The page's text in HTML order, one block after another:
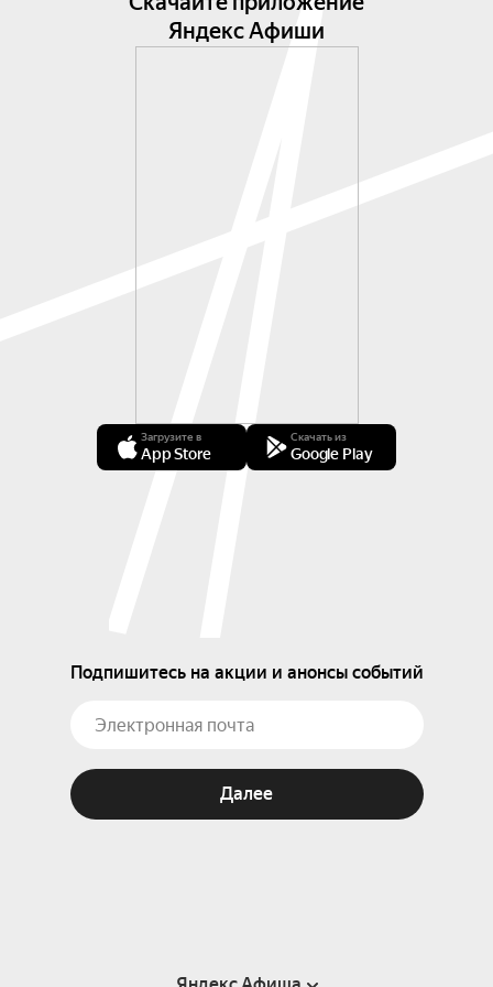
Яндекс Афиши
Загрузите в
App Store
Скачать из
Google Play
Подпишитесь на акции и анонсы событий
Далее